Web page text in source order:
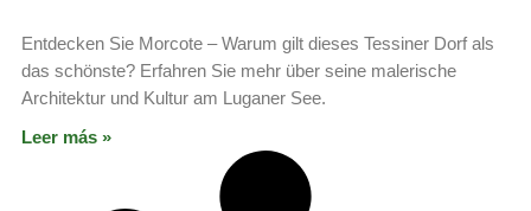
Entdecken Sie Morcote – Warum gilt dieses Tessiner Dorf als
das schönste? Erfahren Sie mehr über seine malerische
Architektur und Kultur am Luganer See.
Leer más »